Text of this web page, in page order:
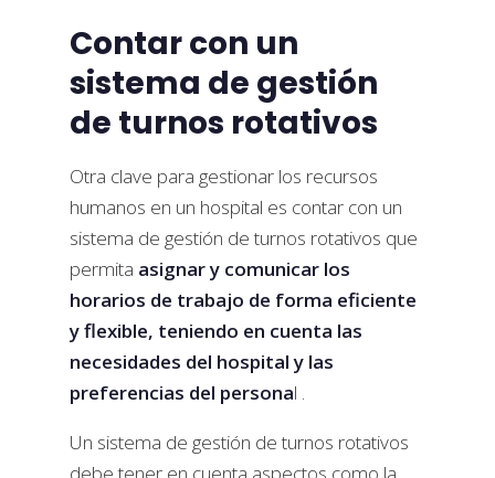
Contar con un
sistema de gestión
de turnos rotativos
Otra clave para gestionar los recursos
humanos en un hospital es contar con un
sistema de gestión de turnos rotativos que
permita asignar y comunicar los
horarios de trabajo de forma eficiente
y flexible, teniendo en cuenta las
necesidades del hospital y las
preferencias del personal .
Un sistema de gestión de turnos rotativos